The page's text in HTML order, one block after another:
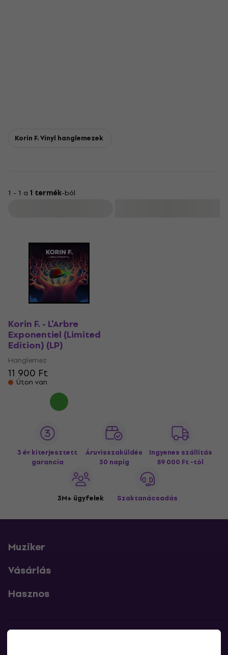
Korin F. Vinyl hanglemezek
1 - 1 a 1 termék-ból
Korin F. - L'Arbre
Exponentiel (Limited
Edition) (LP)
Hanglemez
11 900 Ft
Úton van
3 év kiterjesztett
garancia
Áruvisszaküldés
30 napig
Ingyenes szállítás
59 000 Ft -tól
3M+ ügyfelek Szaktanácsadás
Muziker
Vásárlás
Hasznos